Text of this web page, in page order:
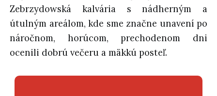
Zebrzydowská kalvária s nádherným a
útulným areálom, kde sme značne unavení po
náročnom, horúcom, prechodenom dni
ocenili dobrú večeru a mäkkú posteľ.